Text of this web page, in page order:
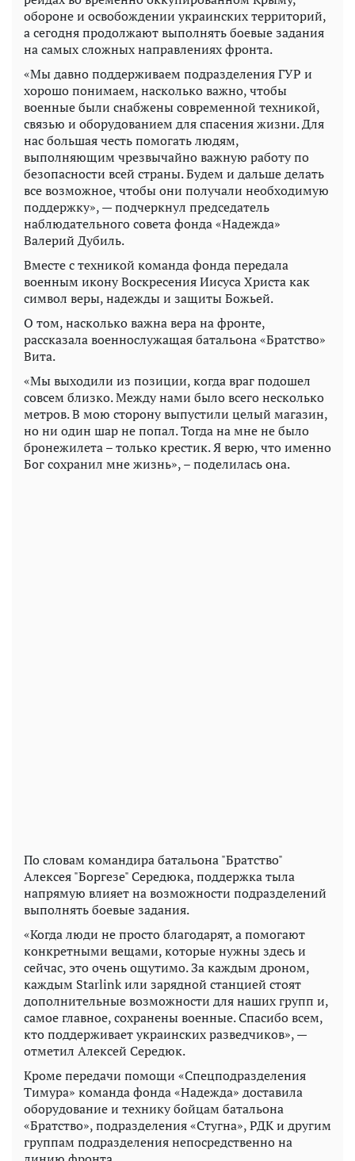
обороне и освобождении украинских территорий,
а сегодня продолжают выполнять боевые задания
на самых сложных направлениях фронта.
«Мы давно поддерживаем подразделения ГУР и
хорошо понимаем, насколько важно, чтобы
военные были снабжены современной техникой,
связью и оборудованием для спасения жизни. Для
нас большая честь помогать людям,
выполняющим чрезвычайно важную работу по
безопасности всей страны. Будем и дальше делать
все возможное, чтобы они получали необходимую
поддержку», — подчеркнул председатель
наблюдательного совета фонда «Надежда»
Валерий Дубиль.
Вместе с техникой команда фонда передала
военным икону Воскресения Иисуса Христа как
символ веры, надежды и защиты Божьей.
О том, насколько важна вера на фронте,
рассказала военнослужащая батальона «Братство»
Вита.
«Мы выходили из позиции, когда враг подошел
совсем близко. Между нами было всего несколько
метров. В мою сторону выпустили целый магазин,
но ни один шар не попал. Тогда на мне не было
бронежилета – только крестик. Я верю, что именно
Бог сохранил мне жизнь», – поделилась она.
По словам командира батальона "Братство"
Алексея "Боргезе" Середюка, поддержка тыла
напрямую влияет на возможности подразделений
выполнять боевые задания.
«Когда люди не просто благодарят, а помогают
конкретными вещами, которые нужны здесь и
сейчас, это очень ощутимо. За каждым дроном,
каждым Starlink или зарядной станцией стоят
дополнительные возможности для наших групп и,
самое главное, сохранены военные. Спасибо всем,
кто поддерживает украинских разведчиков», —
отметил Алексей Середюк.
Кроме передачи помощи «Спецподразделения
Тимура» команда фонда «Надежда» доставила
оборудование и технику бойцам батальона
«Братство», подразделения «Стугна», РДК и другим
группам подразделения непосредственно на